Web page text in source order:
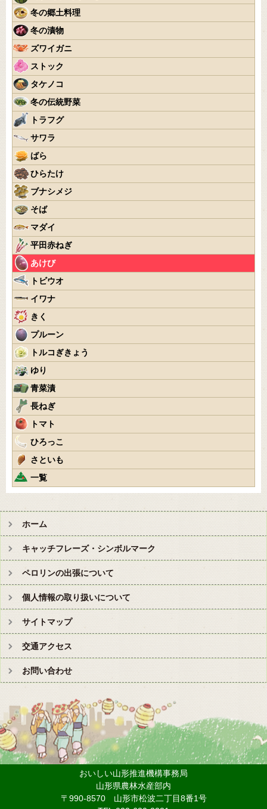
冬の郷土料理
冬の漬物
ズワイガニ
ストック
タケノコ
冬の伝統野菜
トラフグ
サワラ
ばら
ひらたけ
ブナシメジ
そば
マダイ
平田赤ねぎ
あけび
トビウオ
イワナ
きく
プルーン
トルコぎきょう
ゆり
青菜漬
長ねぎ
トマト
ひろっこ
さといも
一覧
ホーム
キャッチフレーズ・シンボルマーク
ペロリンの出張について
個人情報の取り扱いについて
サイトマップ
交通アクセス
お問い合わせ
おいしい山形推進機構事務局
山形県農林水産部内
〒990-8570 山形市松波二丁目8番1号